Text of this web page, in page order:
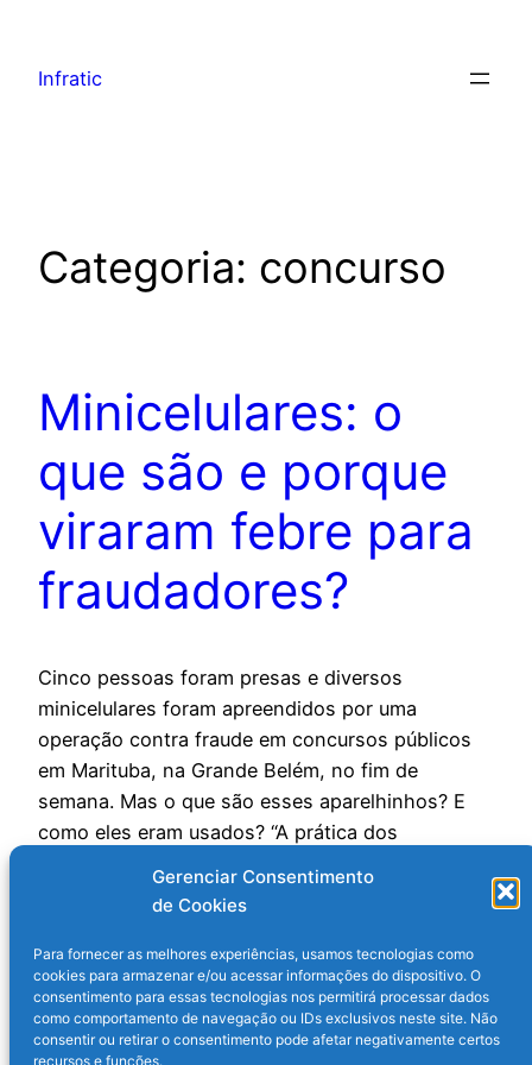
Gerenciar Consentimento
de Cookies
Para fornecer as melhores experiências, usamos tecnologias como
cookies para armazenar e/ou acessar informações do dispositivo. O
consentimento para essas tecnologias nos permitirá processar dados
como comportamento de navegação ou IDs exclusivos neste site. Não
consentir ou retirar o consentimento pode afetar negativamente certos
recursos e funções.
Infratic
Categoria: concurso
Minicelulares: o
que são e porque
viraram febre para
fraudadores?
Cinco pessoas foram presas e diversos
minicelulares foram apreendidos por uma
operação contra fraude em concursos públicos
em Marituba, na Grande Belém, no fim de
semana. Mas o que são esses aparelhinhos? E
como eles eram usados? “A prática dos
resolvem as provas e repassam os gabaritos, por
21 de julho de 2025